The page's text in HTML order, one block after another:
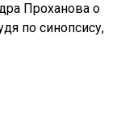
Проханова о
по синопсису,